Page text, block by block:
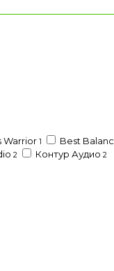
Warrior 1 Best
2 Контур Аудио 2